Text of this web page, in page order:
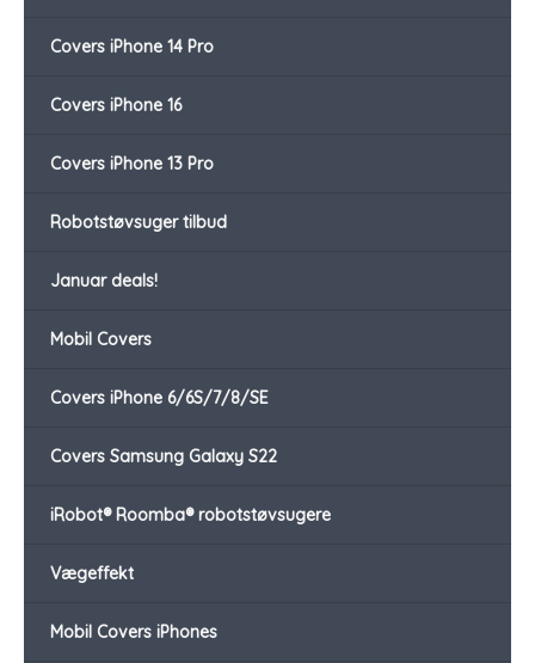
Covers iPhone 14 Pro
Covers iPhone 16
Covers iPhone 13 Pro
Robotstøvsuger tilbud
Januar deals!
Mobil Covers
Covers iPhone 6/6S/7/8/SE
Covers Samsung Galaxy S22
iRobot® Roomba® robotstøvsugere
Vægeffekt
Mobil Covers iPhones